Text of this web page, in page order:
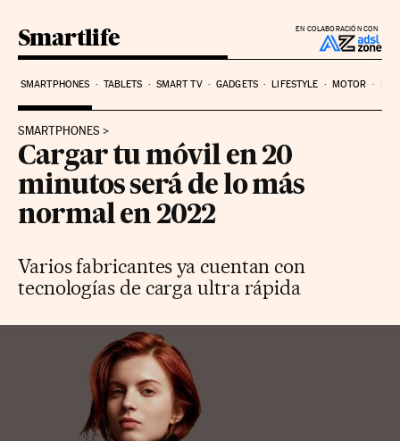
EN COLABORACIÓN CON
Smartlife
SMARTPHONES TABLETS SMART TV GADGETS LIFESTYLE MOTOR
SMARTPHONES
Cargar tu móvil en 20
minutos será de lo más
normal en 2022
Varios fabricantes ya cuentan con
tecnologías de carga ultra rápida